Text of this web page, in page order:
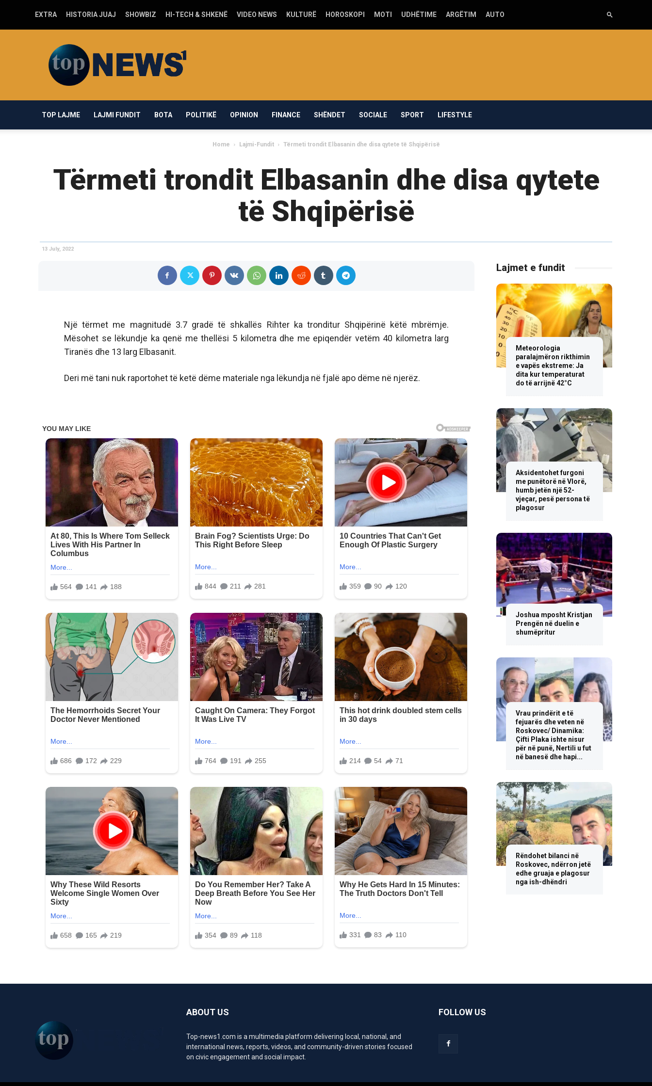
EXTRA HISTORIA JUAJ SHOWBIZ HI-TECH & SHKENË VIDEO NEWS KULTURË HOROSKOPI MOTI UDHËTIME ARGËTIM AUTO
news1.com
TOP LAJME LAJMI FUNDIT BOTA POLITIKË OPINION FINANCE SHËNDET SOCIALE SPORT LIFESTYLE
Home Lajmi-Fundit Tërmeti trondit Elbasanin dhe disa qytete të Shqipërisë
Tërmeti trondit Elbasanin dhe disa qytete
të Shqipërisë
13 July, 2022
Një tërmet me magnitudë 3.7 gradë të shkallës Rihter ka tronditur Shqipërinë këtë mbrëmje.
Mësohet se lëkundje ka qenë me thellësi 5 kilometra dhe me epiqendër vetëm 40 kilometra larg
Tiranës dhe 13 larg Elbasanit.
Deri më tani nuk raportohet të ketë dëme materiale nga lëkundja në fjalë apo dëme në njerëz.
Lajmet e fundit
Meteorologia
paralajmëron rikthimin
e vapës ekstreme: Ja
dita kur temperaturat
do të arrijnë 42°C
Aksidentohet furgoni
me punëtorë në Vlorë,
humb jetën një 52-
vjeçar, pesë persona të
plagosur
Joshua mposht Kristjan
Prengën në duelin e
shumëpritur
Vrau prindërit e të
fejuarës dhe veten në
Roskovec/ Dinamika:
Çifti Plaka ishte nisur
për në punë, Nertili u fut
në banesë dhe hapi...
Rëndohet bilanci në
Roskovec, ndërron jetë
edhe gruaja e plagosur
nga ish-dhëndri
ABOUT US
Top-news1.com is a multimedia platform delivering local, national, and
international news, reports, videos, and community-driven stories focused
on civic engagement and social impact.
FOLLOW US